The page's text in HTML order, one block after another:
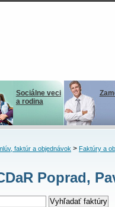
Sociálne veci
a rodina
faktúr a objednávok> Faktúry a
Poprad,